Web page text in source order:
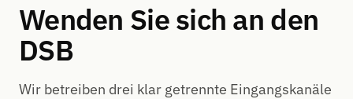
Wenden Sie sich an den
DSB
Wir betreiben drei klar getrennte Eingangskanäle